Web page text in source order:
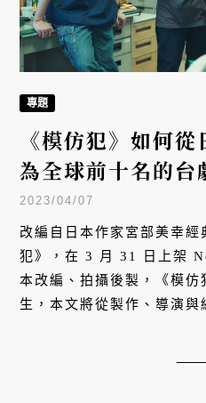
專題
《模仿犯》如何
為全球前十名的台
2023/04/07
改編自日本作家宮部美幸經
犯》，在 3 月 31 日上架
本改編、拍攝後製，《模
生，本文將從製作、導演與